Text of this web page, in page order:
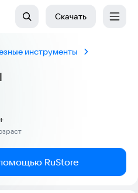
Скачать
инструменты
RuStore